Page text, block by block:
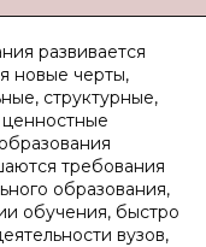
развивается
новые черты,
структурные,
требования
образования,
обучения, быстро
вузов,